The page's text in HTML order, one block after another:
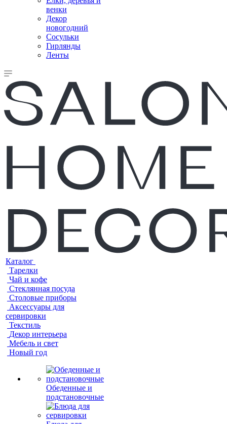
венки
Декор
новогодний
Сосульки
Гирлянды
Ленты
Каталог
Тарелки
Чай и кофе
Стеклянная посуда
Столовые приборы
Аксессуары для
сервировки
Текстиль
Декор интерьера
Мебель и свет
Новый год
Обеденные и
подстановочные